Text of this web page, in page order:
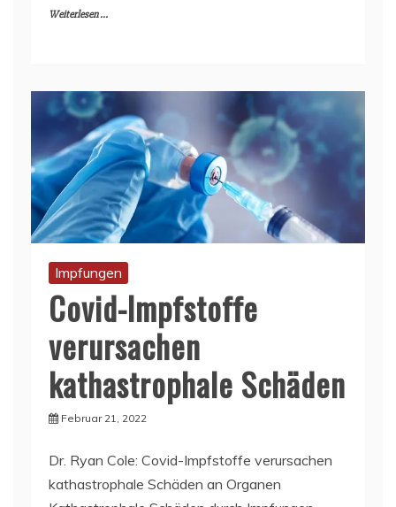
Weiterlesen ...
Impfungen
Covid-Impfstoffe
verursachen
kathastrophale Schäden
Februar 21, 2022
Dr. Ryan Cole: Covid-Impfstoffe verursachen
kathastrophale Schäden an Organen